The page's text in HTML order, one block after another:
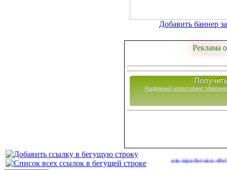
Добавить баннер
Реклама
Надежный мониторинг
Сайты для заработка в 2026 году(37)